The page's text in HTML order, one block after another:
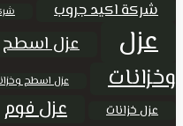
شركة اكيد جروب
عزل عزل اسطح
وخزانات
عزل اسطح
عزل خزانات عزل فوم